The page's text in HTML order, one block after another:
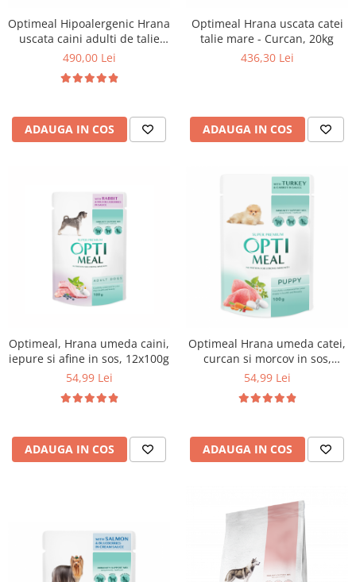
Optimeal Hipoalergenic Hrana
uscata caini adulti de talie
medie si mare - cu somon,
490,00 Lei
ADAUGA IN COS
Optimeal Hrana uscata catei
talie mare - Curcan, 20kg
436,30 Lei
ADAUGA IN COS
Optimeal, Hrana umeda caini,
iepure si afine in sos, 12x100g
54,99 Lei
ADAUGA IN COS
Optimeal Hrana umeda catei,
curcan si morcov in sos,
12x0,1kg
54,99 Lei
ADAUGA IN COS